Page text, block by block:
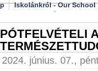
Iskolánkról - Our School
PÓTFELVÉTELI
2024. június. 07.,